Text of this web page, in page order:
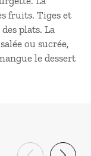
fruits. Tiges et
plats. La
ou sucrée,
le dessert